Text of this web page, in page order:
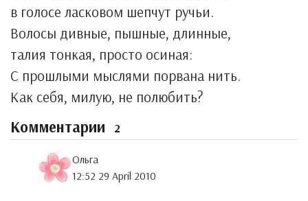
в голосе ласковом шепчут ручьи.
Волосы дивные, пышные, длинные,
талия тонкая, просто осиная:
С прошлыми мыслями порвана нить.
Как себя, милую, не полюбить?
Комментарии 2
Ольга
12:52 29 April 2010